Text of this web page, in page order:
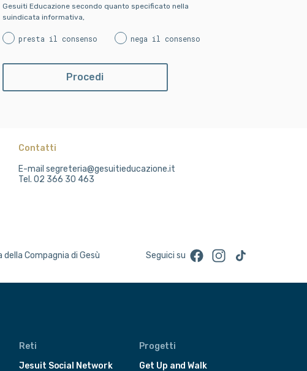
Gesuiti Educazione secondo quanto specificato nella
suindicata informativa,
presta il consenso nega il consenso
Contatti
E-mail segreteria@gesuitieducazione.it
Tel. 02 366 30 463
Compagnia di Gesù Seguici su FacebookInstagram
TikTok
Reti
Jesuit Social Network
Progetti
Get Up and Walk